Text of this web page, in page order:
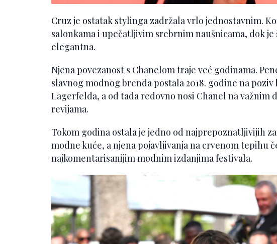
Cruz je ostatak stylinga zadržala vrlo jednostavnim.
salonkama i upečatljivim srebrnim naušnicama, dok
elegantna.
Njena povezanost s Chanelom traje već godinama.
slavnog modnog brenda postala 2018. godine na
Lagerfelda, a od tada redovno nosi Chanel na važnim
revijama.
Tokom godina ostala je jedno od najprepoznatljivijih
modne kuće, a njena pojavljivanja na crvenom tepihu
najkomentarisanijim modnim izdanjima festivala.